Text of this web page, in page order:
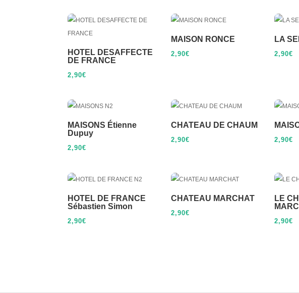
HOTEL DESAFFECTE
DE FRANCE
2,90€
MAISON RONCE
2,90€
LA
2,90€
MAISONS Étienne
Dupuy
2,90€
CHATEAU DE CHAUM
2,90€ 2,90€
HOTEL DE FRANCE
Sébastien Simon
2,90€
CHATEAU MARCHAT
2,90€
LE
2,90€